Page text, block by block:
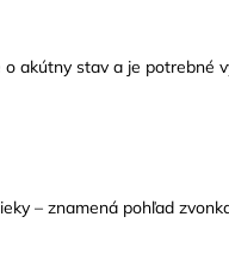
akútny stav a je potrebné
– znamená pohľad